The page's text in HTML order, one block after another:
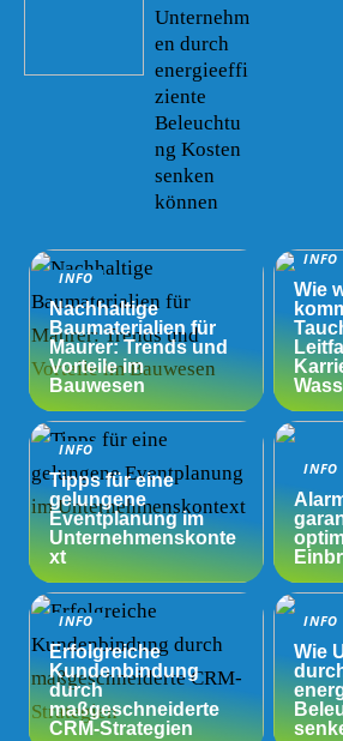
Unternehm
en durch
energieeffi
ziente
Beleuchtu
ng Kosten
senken
können
INFO
Nachhaltige
Baumaterialien für
Maurer: Trends und
Vorteile im
Bauwesen
INFO
Wie
INFO
Tipps für eine
gelungene
Eventplanung im
Unternehmenskonte
xt
INFO
INFO
Erfolgreiche
Kundenbindung
durch
maßgeschneiderte
CRM-Strategien
INFO
Wie